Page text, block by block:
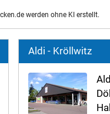
werden ohne KI erstellt.
Aldi - Kröllwitz